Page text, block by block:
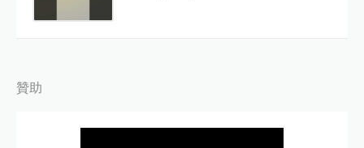
贊助